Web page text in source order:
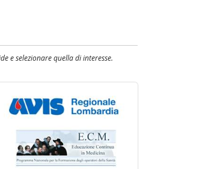
e selezionare quella di interesse.